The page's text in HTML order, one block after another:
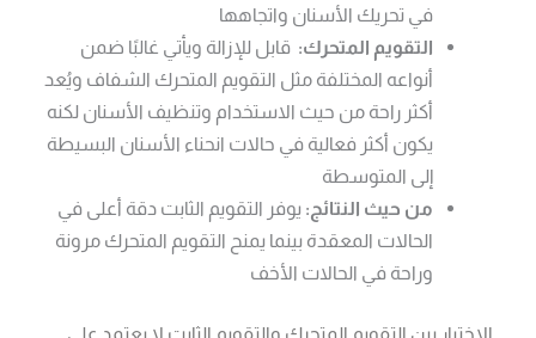
في تحريك الأسنان واتجاهها
التقويم المتحرك: قابل للإزالة ويأتي غالبًا ضمن
أنواعه المختلفة مثل التقويم المتحرك الشفاف ويُعد
أكثر راحة من حيث الاستخدام وتنظيف الأسنان لكنه
يكون أكثر فعالية في حالات انحناء الأسنان البسيطة
إلى المتوسطة
من حيث النتائج: يوفر التقويم الثابت دقة أعلى في
الحالات المعقدة بينما يمنح التقويم المتحرك مرونة
وراحة في الحالات الأخف
الاختيار بين التقويم المتحرك والتقويم الثابت لا يعتمد على